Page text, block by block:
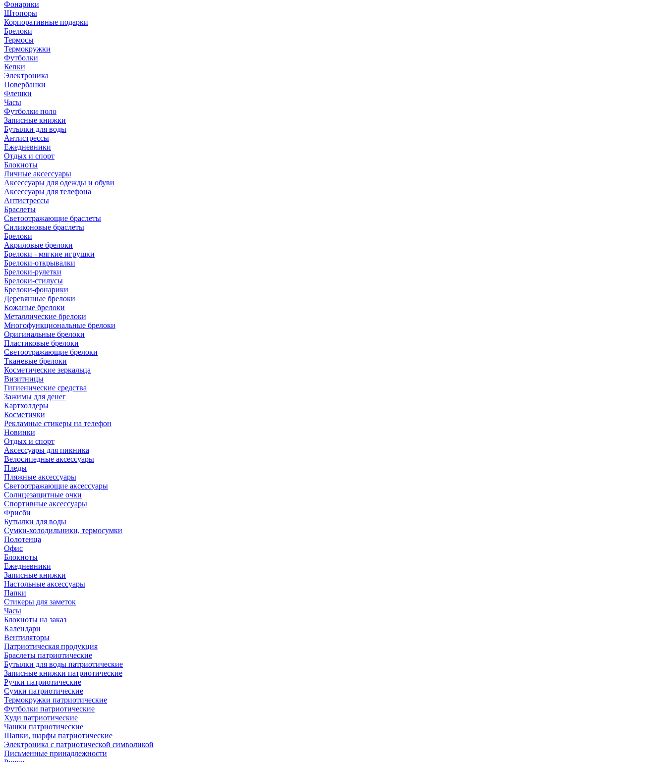
Фонарики
Штопоры
Корпоративные подарки
Брелоки
Термосы
Термокружки
Футболки
Кепки
Электроника
Повербанки
Флешки
Часы
Футболки поло
Записные книжки
Бутылки для воды
Антистрессы
Ежедневники
Отдых и спорт
Блокноты
Личные аксессуары
Аксессуары для одежды и обуви
Аксессуары для телефона
Антистрессы
Браслеты
Светоотражающие браслеты
Силиконовые браслеты
Брелоки
Акриловые брелоки
Брелоки - мягкие игрушки
Брелоки-открывалки
Брелоки-рулетки
Брелоки-стилусы
Брелоки-фонарики
Деревянные брелоки
Кожаные брелоки
Металлические брелоки
Многофункциональные брелоки
Оригинальные брелоки
Пластиковые брелоки
Светоотражающие брелоки
Тканевые брелоки
Косметические зеркальца
Визитницы
Гигиенические средства
Зажимы для денег
Картхолдеры
Косметички
Рекламные стикеры на телефон
Новинки
Отдых и спорт
Аксессуары для пикника
Велосипедные аксессуары
Пледы
Пляжные аксессуары
Светоотражающие аксессуары
Солнцезащитные очки
Спортивные аксессуары
Фрисби
Бутылки для воды
Сумки-холодильники, термосумки
Полотенца
Офис
Блокноты
Ежедневники
Записные книжки
Настольные аксессуары
Папки
Стикеры для заметок
Часы
Блокноты на заказ
Календари
Вентиляторы
Патриотическая продукция
Браслеты патриотические
Бутылки для воды патриотические
Записные книжки патриотические
Ручки патриотические
Сумки патриотические
Термокружки патриотические
Футболки патриотические
Худи патриотические
Чашки патриотические
Шапки, шарфы патриотические
Электроника с патриотической символикой
Письменные принадлежности